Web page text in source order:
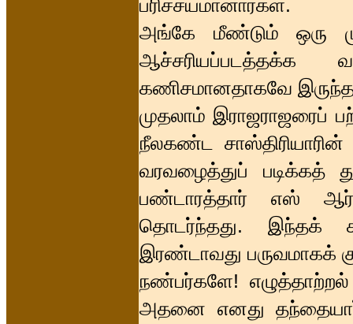
பரிச்சயமானார்கள்.
அங்கே மீண்டும் ஒரு
கணிசமானதாகவே
முதலாம் இராஜராஜரைப்
நீலகண்ட
வரவழைத்துப் படிக்கத்
பண்டாரத்தார் எஸ் ஆர்
தொடர்ந்தது. இந்தக்
இரண்டாவது பருவமாகக்
நண்பர்களே! எழுத்தாற்றல்
அதனை எனது